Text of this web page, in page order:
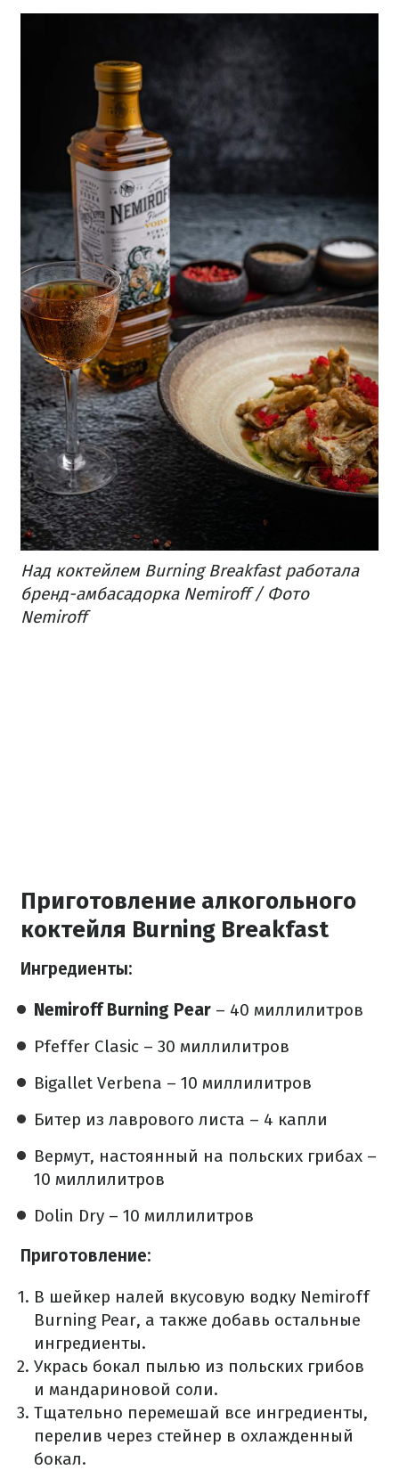
Над коктейлем Burning Breakfast работала
бренд-амбасадорка Nemiroff / Фото
Nemiroff
Приготовление алкогольного
коктейля Burning Breakfast
Ингредиенты:
Nemiroff Burning Pear – 40 миллилитров
Pfeffer Clasic – 30 миллилитров
Bigallet Verbena – 10 миллилитров
Битер из лаврового листа – 4 капли
Вермут, настоянный на польских грибах –
10 миллилитров
Dolin Dry – 10 миллилитров
Приготовление:
В шейкер налей вкусовую водку Nemiroff
Burning Pear, а также добавь остальные
ингредиенты.
Укрась бокал пылью из польских грибов
и мандариновой соли.
Тщательно перемешай все ингредиенты,
перелив через стейнер в охлажденный
бокал.